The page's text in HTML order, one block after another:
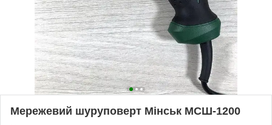
Мережевий шуруповерт Мінськ МСШ-1200